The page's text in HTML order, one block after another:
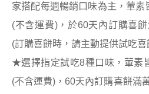
家搭配每週暢銷口味為主，葷
(不含運費)，於60天內訂購喜
(訂購喜餅時，請主動提供試吃喜
★選擇指定試吃8種口味，葷素
(不含運費)，60天內訂購喜餅滿